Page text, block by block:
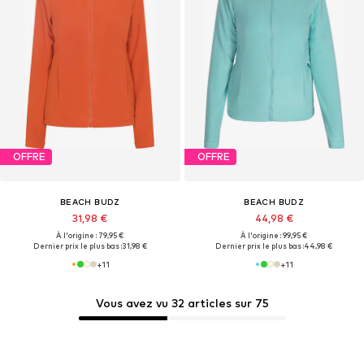
Vous avez vu 32 articles sur 75
OFFRE
BEACH BUDZ
31,98 €
À l'origine : 79,95 €
Dernier prix le plus bas :31,98 €
+11
OFFRE
BEACH BUDZ
44,98 €
À l'origine : 99,95 €
Dernier prix le plus bas :44,98 €
+11